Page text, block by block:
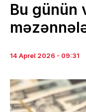
Bu günün
14 Aprel 2026 - 09:31